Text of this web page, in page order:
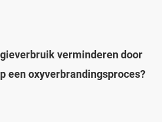
verminderen door
een oxyverbrandingsproces?